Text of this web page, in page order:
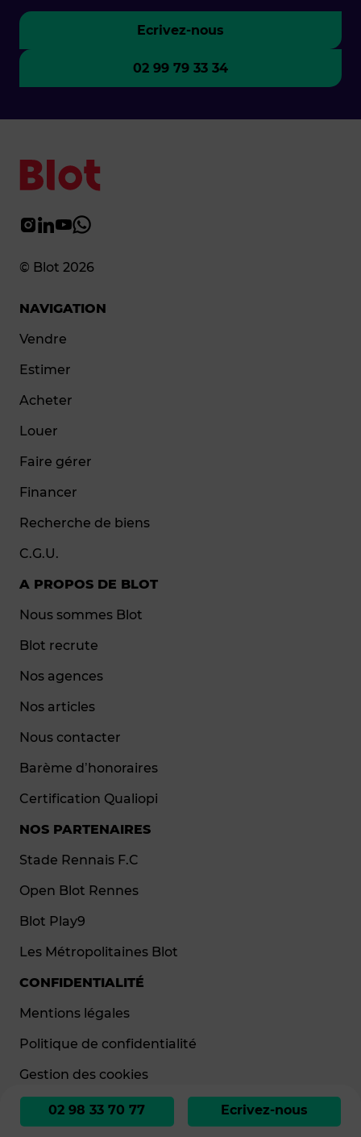
02 98 33 70 77 Ecrivez-nous
Ecrivez-nous
02 99 79 33 34
© Blot 2026
NAVIGATION
Vendre
Estimer
Acheter
Louer
Faire gérer
Financer
Recherche de biens
C.G.U.
A PROPOS DE BLOT
Nous sommes Blot
Blot recrute
Nos agences
Nos articles
Nous contacter
Barème d’honoraires
Certification Qualiopi
NOS PARTENAIRES
Stade Rennais F.C
Open Blot Rennes
Blot Play9
Les Métropolitaines Blot
CONFIDENTIALITÉ
Mentions légales
Politique de confidentialité
Gestion des cookies